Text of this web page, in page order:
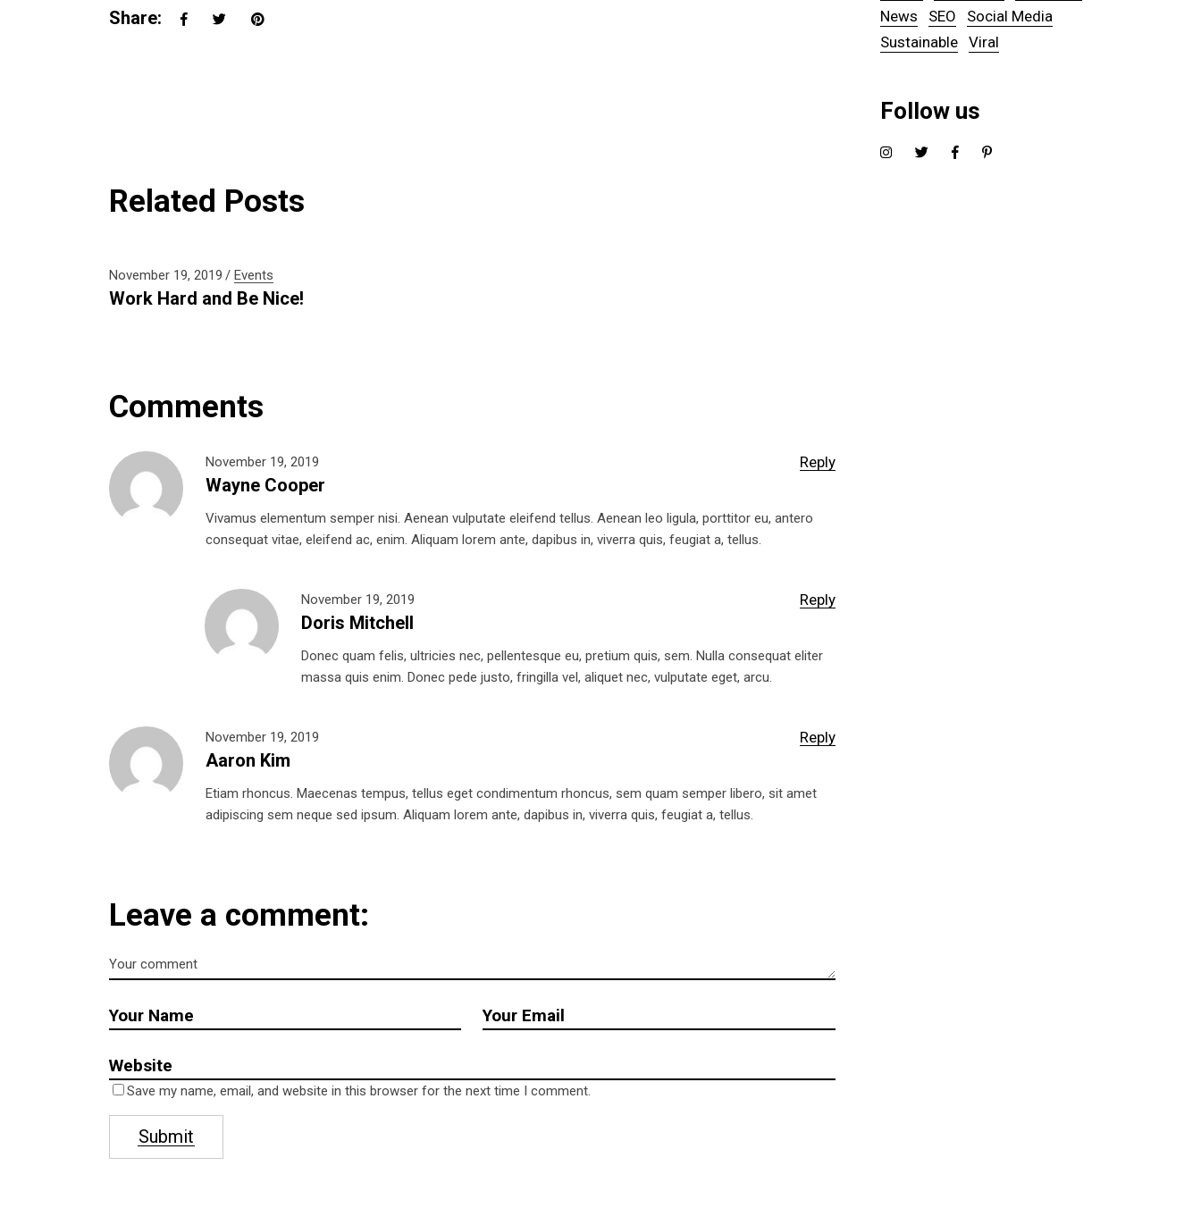
Share:
Related Posts
November 19, 2019 Events
Work Hard and Be Nice!
Comments
November 19, 2019 Reply
Wayne Cooper
Vivamus elementum semper nisi. Aenean vulputate eleifend tellus. Aenean leo ligula, porttitor eu, antero
consequat vitae, eleifend ac, enim. Aliquam lorem ante, dapibus in, viverra quis, feugiat a, tellus.
November 19, 2019 Reply
Doris Mitchell
Donec quam felis, ultricies nec, pellentesque eu, pretium quis, sem. Nulla consequat eliter
massa quis enim. Donec pede justo, fringilla vel, aliquet nec, vulputate eget, arcu.
November 19, 2019 Reply
Aaron Kim
Etiam rhoncus. Maecenas tempus, tellus eget condimentum rhoncus, sem quam semper libero, sit amet
adipiscing sem neque sed ipsum. Aliquam lorem ante, dapibus in, viverra quis, feugiat a, tellus.
Leave a comment:
Save my name, email, and website in this browser for the next time I comment.
Submit
News
SEO
Social Media
Sustainable
Viral
Follow us
Hello! Contact us
Address
16307 Mescherin OT Rosow
0176 61 09 66 04
Impressum